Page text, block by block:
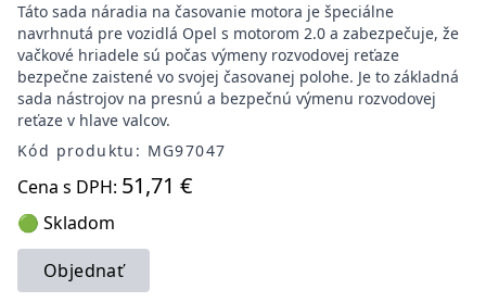
Táto sada náradia na časovanie motora je špeciálne
navrhnutá pre vozidlá Opel s motorom 2.0 a zabezpečuje, že
vačkové hriadele sú počas výmeny rozvodovej reťaze
bezpečne zaistené vo svojej časovanej polohe. Je to základná
sada nástrojov na presnú a bezpečnú výmenu rozvodovej
reťaze v hlave valcov.
Kód produktu: MG97047
Cena s DPH: 51,71 €
🟢 Skladom
Objednať